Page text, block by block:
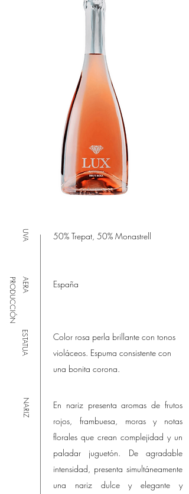
UVA
A
E
R
A
P
R
O
D
U
C
C
I
Ó
N
ESTATUA
NARIZ
50% Trepat, 50% Monastrell
España
Color rosa perla brillante con tonos
violáceos. Espuma consistente con
una bonita corona.
En nariz presenta aromas de frutos
rojos, frambuesa, moras y notas
florales que crean complejidad y un
paladar juguetón. De agradable
intensidad, presenta simultáneamente
una nariz dulce y elegante y